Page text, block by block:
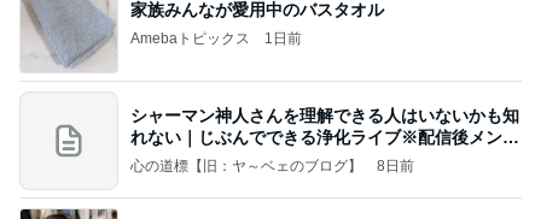
家族みんなが愛用中のバスタオル
Amebaトピックス 1日前
シャーマン神人さんを理解できる人はいないかも知
れない｜じぶんでできる浄化ライブ※配信後メンバ
ー限
心の道標【旧：ヤ～ベェのブログ】 8日前